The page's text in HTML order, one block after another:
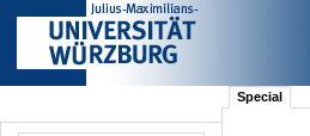
Special